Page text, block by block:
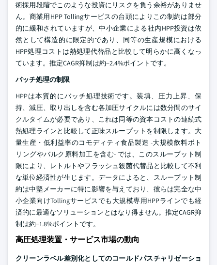
術採用段階でこのような投資にリスクを負う余裕がありませ
ん。商業用HPP Tollingサービスの台頭によりこの制約は部分
的に緩和されていますが、中小企業による社内HPP投資は依
然として構造的に限定的であり、同等の生産規模における
HPP処理コストは熱処理代替品と比較して明らかに高くなっ
ています。推定CAGR抑制は約−2.4%ポイントです。
バッチ処理の制限
HPPは本質的にバッチ処理技術です。装填、圧力上昇、保
持、減圧、取り出しを含む各加圧サイクルには数分間のサイ
クルタイムが必要であり、これは同等の資本コストの連続式
熱処理ラインと比較して正味スループットを制限します。大
量生産・低利益率のコモディティ食品製造 -大規模飲料ボト
リングやバルク原料加工を含む- では、このスループット制
限により、レトルトやフラッシュ殺菌代替品と比較して不利
な単位経済性が生じます。データによると、スループット制
約は中堅メーカーに特に影響を与えており、彼らは完全な中
小企業向けTollingサービスでも大規模専用HPPラインでも経
済的に最適なソリューションとはなり得ません。推定CAGR抑
制は約−1.8%ポイントです。
高圧処理装置・サービス市場の動向
クリーンラベル差別化としてのコールドパスチャリゼーショ